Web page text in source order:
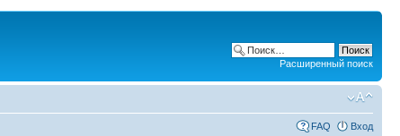
Расширенный поиск
FAQ Вход